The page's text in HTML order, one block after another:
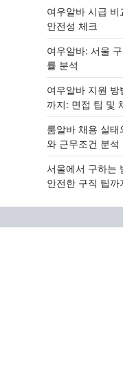
여우알바 시급 비
안전성 체크
여우알바: 서울
률 분석
여우알바 지원 방
까지: 면접 팁 및
룸알바 채용 실
와 근무조건 분석
서울에서 구하는
안전한 구직 팁까